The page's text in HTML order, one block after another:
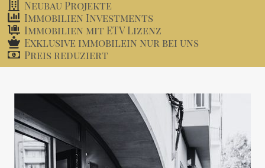
Neubau Projekte
Immobilien Investments
Immobilien mit ETV Lizenz
Exklusive immobilein nur bei uns
Preis reduziert